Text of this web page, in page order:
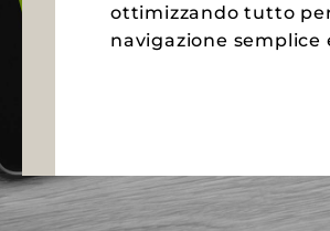
ottimizzando tutto
navigazione semplice